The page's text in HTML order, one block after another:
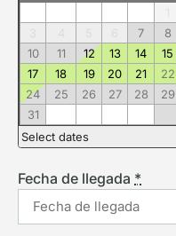
7 8
10
11 12 13 14 15
17
18 19 20 21 22
24
25 26 27 28 29
31
Select dates
Fecha de llegada *